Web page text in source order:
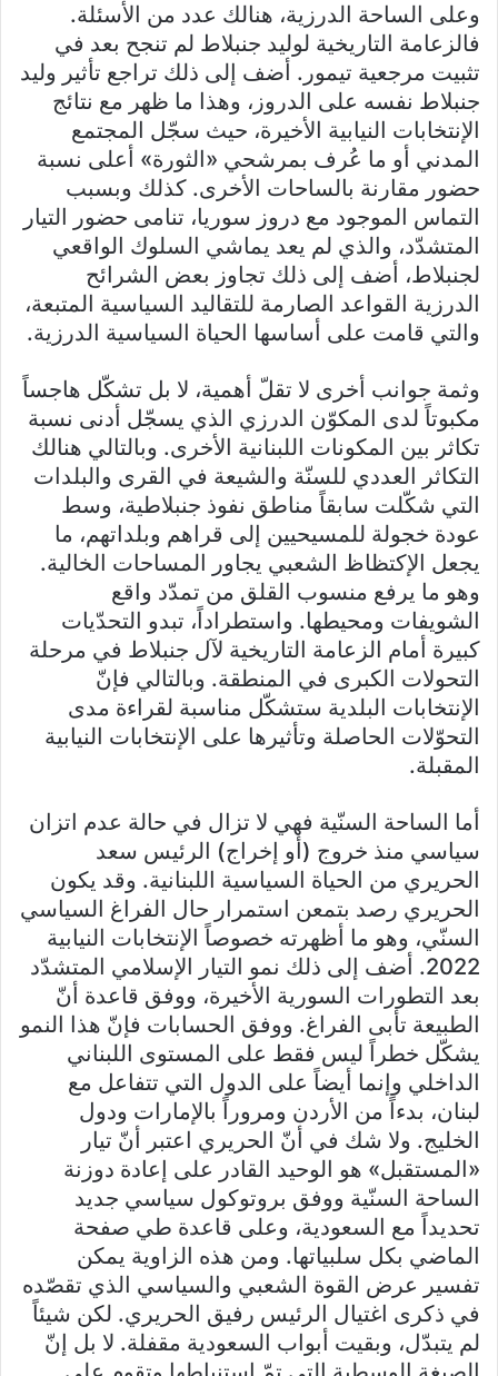
وعلى الساحة الدرزية، هنالك عدد من الأسئلة.
فالزعامة التاريخية لوليد جنبلاط لم تنجح بعد في
تثبيت مرجعية تيمور. أضف إلى ذلك تراجع تأثير وليد
جنبلاط نفسه على الدروز، وهذا ما ظهر مع نتائج
الإنتخابات النيابية الأخيرة، حيث سجّل المجتمع
المدني أو ما عُرف بمرشحي «الثورة» أعلى نسبة
حضور مقارنة بالساحات الأخرى. كذلك وبسبب
التماس الموجود مع دروز سوريا، تنامى حضور التيار
المتشدّد، والذي لم يعد يماشي السلوك الواقعي
لجنبلاط، أضف إلى ذلك تجاوز بعض الشرائح
الدرزية القواعد الصارمة للتقاليد السياسية المتبعة،
والتي قامت على أساسها الحياة السياسية الدرزية.
وثمة جوانب أخرى لا تقلّ أهمية، لا بل تشكّل هاجساً
مكبوتاً لدى المكوّن الدرزي الذي يسجّل أدنى نسبة
تكاثر بين المكونات اللبنانية الأخرى. وبالتالي هنالك
التكاثر العددي للسنّة والشيعة في القرى والبلدات
التي شكّلت سابقاً مناطق نفوذ جنبلاطية، وسط
عودة خجولة للمسيحيين إلى قراهم وبلداتهم، ما
يجعل الإكتظاظ الشعبي يجاور المساحات الخالية.
وهو ما يرفع منسوب القلق من تمدّد واقع
الشويفات ومحيطها. واستطراداً، تبدو التحدّيات
كبيرة أمام الزعامة التاريخية لآل جنبلاط في مرحلة
التحولات الكبرى في المنطقة. وبالتالي فإنّ
الإنتخابات البلدية ستشكّل مناسبة لقراءة مدى
التحوّلات الحاصلة وتأثيرها على الإنتخابات النيابية
المقبلة.
أما الساحة السنّية فهي لا تزال في حالة عدم اتزان
سياسي منذ خروج (أو إخراج) الرئيس سعد
الحريري من الحياة السياسية اللبنانية. وقد يكون
الحريري رصد بتمعن استمرار حال الفراغ السياسي
السنّي، وهو ما أظهرته خصوصاً الإنتخابات النيابية
2022. أضف إلى ذلك نمو التيار الإسلامي المتشدّد
بعد التطورات السورية الأخيرة، ووفق قاعدة أنّ
الطبيعة تأبى الفراغ. ووفق الحسابات فإنّ هذا النمو
يشكّل خطراً ليس فقط على المستوى اللبناني
الداخلي وإنما أيضاً على الدول التي تتفاعل مع
لبنان، بدءاً من الأردن ومروراً بالإمارات ودول
الخليج. ولا شك في أنّ الحريري اعتبر أنّ تيار
«المستقبل» هو الوحيد القادر على إعادة دوزنة
الساحة السنّية ووفق بروتوكول سياسي جديد
تحديداً مع السعودية، وعلى قاعدة طي صفحة
الماضي بكل سلبياتها. ومن هذه الزاوية يمكن
تفسير عرض القوة الشعبي والسياسي الذي تقصّده
في ذكرى اغتيال الرئيس رفيق الحريري. لكن شيئاً
لم يتبدّل، وبقيت أبواب السعودية مقفلة. لا بل إنّ